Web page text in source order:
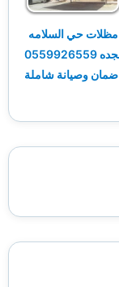
مظلات حي السلامه
بجده 0559926559
|ضمان وصيانة شاملة